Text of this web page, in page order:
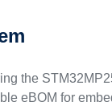
the
eBOM for